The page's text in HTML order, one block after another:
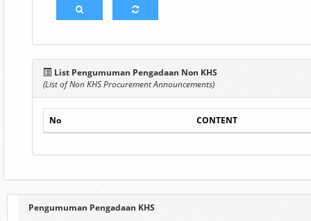
List Pengumuman Pengadaan Non KHS
(List of Non KHS Procurement Announcements)
No CONTENT
Pengumuman Pengadaan KHS